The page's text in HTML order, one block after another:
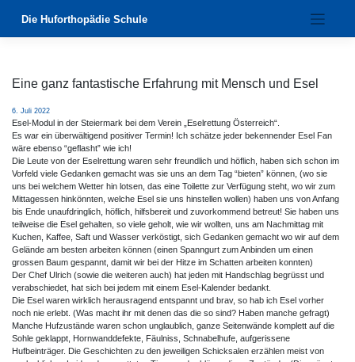
Die Huforthopädie Schule
Eine ganz fantastische Erfahrung mit Mensch und Esel
6. Juli 2022
Esel-Modul in der Steiermark bei dem Verein „Eselrettung Österreich“.
Es war ein überwältigend positiver Termin! Ich schätze jeder bekennender Esel Fan
wäre ebenso “geflasht” wie ich!
Die Leute von der Eselrettung waren sehr freundlich und höflich, haben sich schon im
Vorfeld viele Gedanken gemacht was sie uns an dem Tag “bieten” können, (wo sie
uns bei welchem Wetter hin lotsen, das eine Toilette zur Verfügung steht, wo wir zum
Mittagessen hinkönnten, welche Esel sie uns hinstellen wollen) haben uns von Anfang
bis Ende unaufdringlich, höflich, hilfsbereit und zuvorkommend betreut! Sie haben uns
teilweise die Esel gehalten, so viele geholt, wie wir wollten, uns am Nachmittag mit
Kuchen, Kaffee, Saft und Wasser verköstigt, sich Gedanken gemacht wo wir auf dem
Gelände am besten arbeiten können (einen Spanngurt zum Anbinden um einen
grossen Baum gespannt, damit wir bei der Hitze im Schatten arbeiten konnten)
Der Chef Ulrich (sowie die weiteren auch) hat jeden mit Handschlag begrüsst und
verabschiedet, hat sich bei jedem mit einem Esel-Kalender bedankt.
Die Esel waren wirklich herausragend entspannt und brav, so hab ich Esel vorher
noch nie erlebt. (Was macht ihr mit denen das die so sind? Haben manche gefragt)
Manche Hufzustände waren schon unglaublich, ganze Seitenwände komplett auf die
Sohle geklappt, Hornwanddefekte, Fäulniss, Schnabelhufe, aufgerissene
Hufbeinträger. Die Geschichten zu den jeweiligen Schicksalen erzählen meist von